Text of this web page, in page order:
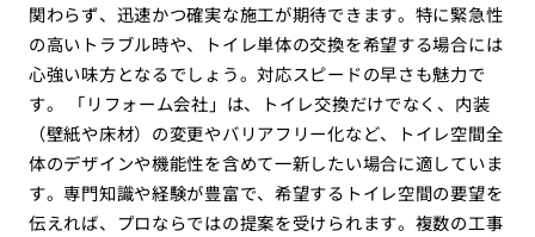
関わらず、迅速かつ確実な施工が期待できます。特に緊急性
の高いトラブル時や、トイレ単体の交換を希望する場合には
心強い味方となるでしょう。対応スピードの早さも魅力で
す。 「リフォーム会社」は、トイレ交換だけでなく、内装
（壁紙や床材）の変更やバリアフリー化など、トイレ空間全
体のデザインや機能性を含めて一新したい場合に適していま
す。専門知識や経験が豊富で、希望するトイレ空間の要望を
伝えれば、プロならではの提案を受けられます。複数の工事